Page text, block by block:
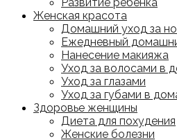
Женская красота
Домашний уход за
Ежедневный
Нанесение макияжа
Уход за волосами в
Уход за глазами
Уход за губами в
Здоровье женщины
Диета для похудения
Женские болезни